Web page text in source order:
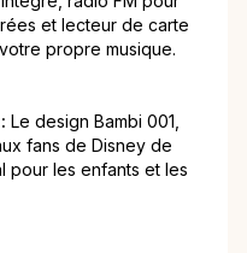
et lecteur de carte
propre musique.
Le design Bambi 001,
fans de Disney de
pour les enfants et les